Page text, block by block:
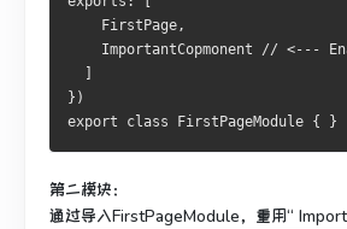
FirstPage,
ImportantCopmonent
// <---
})
export
class FirstPageModule { }
第二模块：
通过导入FirstPageModule，重用“